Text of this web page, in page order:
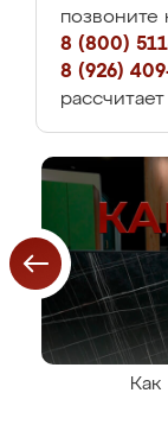
8 (800)
8 (926)